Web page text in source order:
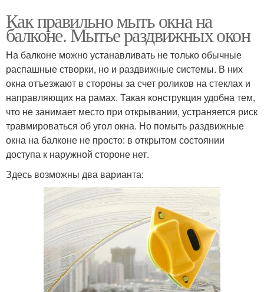
Как правильно мыть окна на
балконе. Мытье раздвижных окон
На балконе можно устанавливать не только обычные
распашные створки, но и раздвижные системы. В них
окна отъезжают в стороны за счет роликов на стеклах и
направляющих на рамах. Такая конструкция удобна тем,
что не занимает место при открывании, устраняется риск
травмироваться об угол окна. Но помыть раздвижные
окна на балконе не просто: в открытом состоянии
доступа к наружной стороне нет.
Здесь возможны два варианта: